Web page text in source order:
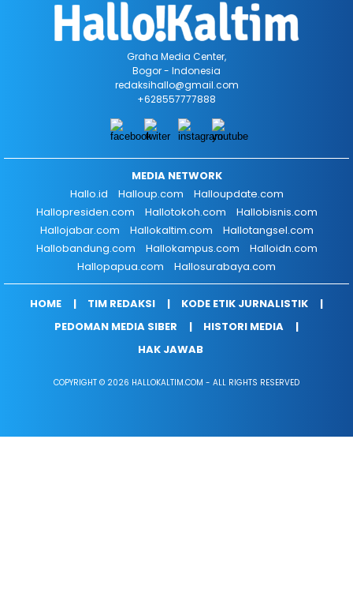
Graha Media Center,
Bogor - Indonesia
redaksihallo@gmail.com
+628557777888
MEDIA NETWORK
Hallo.id
Halloup.com
Halloupdate.com
Hallopresiden.com
Hallotokoh.com
Hallobisnis.com
Hallojabar.com
Hallokaltim.com
Hallotangsel.com
Hallobandung.com
Hallokampus.com
Halloidn.com
Hallopapua.com
Hallosurabaya.com
HOME TIM REDAKSI
KODE ETIK JURNALISTIK
PEDOMAN MEDIA SIBER
HISTORI MEDIA
HAK JAWAB
COPYRIGHT © 2026 HALLOKALTIM.COM - ALL RIGHTS RESERVED